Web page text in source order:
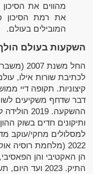
מהווים את
את רמת הסיכון
המובילים בעולם.
השקעות בעולם
החל
לכתיבת שורות אילו,
קיצוניות. תקופה דיי
דבר שדחף משקיעים
ההשקעה.
ותיקונים חדים בשוק
2022 (מלחמת
התיק. 2023